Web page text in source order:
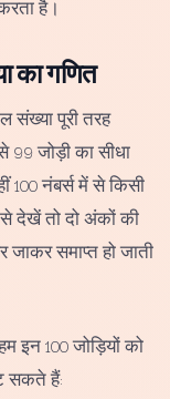
है।
का गणित
संख्या पूरी तरह
99 जोड़ी का सीधा
नंबर्स में से किसी
देखें तो दो अंकों की
समाप्त हो जाती
इन 100 जोड़ियों को
सकते हैं: